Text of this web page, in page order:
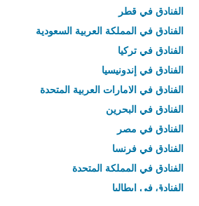
الفنادق في قطر
الفنادق في المملكة العربية السعودية
الفنادق في تركيا
الفنادق في إندونيسيا
الفنادق في الامارات العربية المتحدة
الفنادق في البحرين
الفنادق في مصر
الفنادق في فرنسا
الفنادق في المملكة المتحدة
الفنادق في إيطاليا